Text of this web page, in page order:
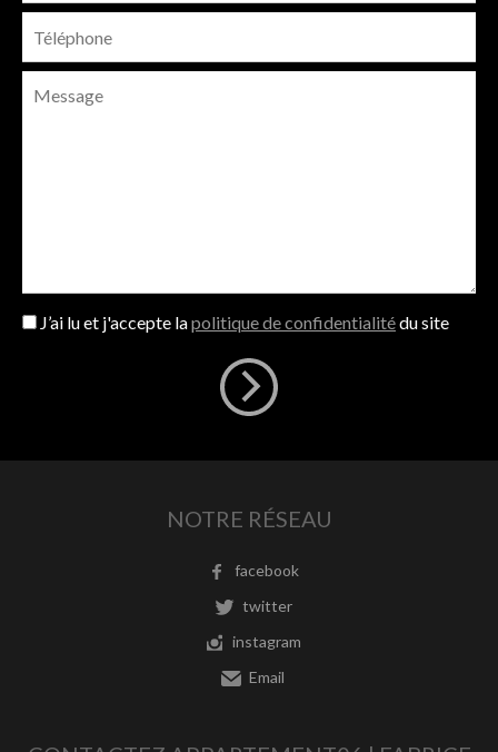
J’ai lu et j'accepte lapolitique de confidentialitédu site
NOTRE RÉSEAU
facebook
twitter
instagram
Email